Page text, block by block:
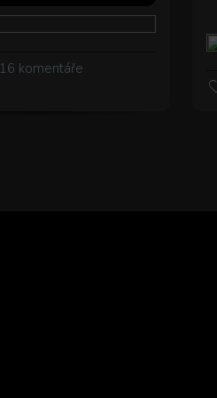
16 komentáře